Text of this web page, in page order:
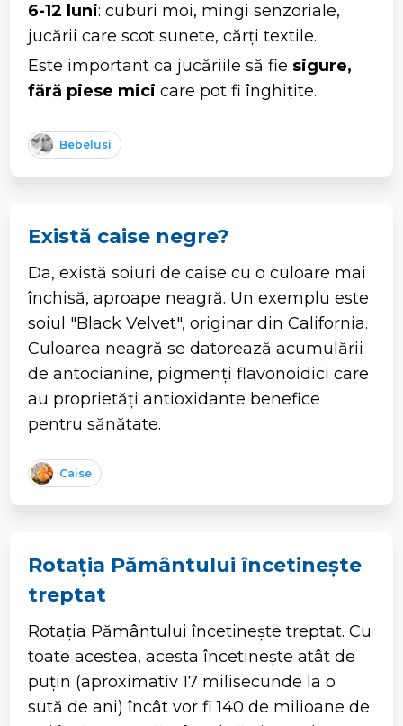
6-12 luni: cuburi moi, mingi senzoriale,
jucării care scot sunete, cărți textile.
Este important ca jucăriile să fie sigure,
fără piese mici care pot fi înghițite.
Bebelusi
Există caise negre?
Da, există soiuri de caise cu o culoare mai
închisă, aproape neagră. Un exemplu este
soiul "Black Velvet", originar din California.
Culoarea neagră se datorează acumulării
de antocianine, pigmenți flavonoidici care
au proprietăți antioxidante benefice
pentru sănătate.
Caise
Rotația Pământului încetinește
treptat
Rotația Pământului încetinește treptat. Cu
toate acestea, acesta încetinește atât de
puțin (aproximativ 17 milisecunde la o
sută de ani) încât vor fi 140 de milioane de